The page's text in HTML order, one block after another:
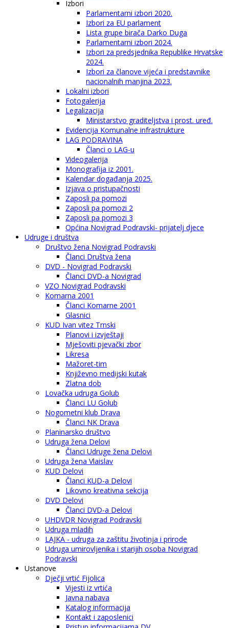
Izbori
Parlamentarni izbori 2020.
Izbori za EU parlament
Lista grupe birača Darko Duga
Parlamentarni izbori 2024.
Izbori za predsjednika Republike Hrvatske
2024.
Izbori za članove vijeća i predstavnike
nacionalnih manjina 2023.
Lokalni izbori
Fotogalerija
Legalizacija
Ministarstvo graditeljstva i prost. uređ.
Evidencija Komunalne infrastrukture
LAG PODRAVINA
Članci o LAG-u
Videogalerija
Monografija iz 2001.
Kalendar događanja 2025.
Izjava o pristupačnosti
Zaposli pa pomozi
Zaposli pa pomozi 2
Zaposli pa pomozi 3
Općina Novigrad Podravski- prijatelj djece
Udruge i društva
Društvo žena Novigrad Podravski
Članci Društva žena
DVD - Novigrad Podravski
Članci DVD-a Novigrad
VZO Novigrad Podravski
Komarna 2001
Članci Komarne 2001
Glasnici
KUD Ivan vitez Trnski
Planovi i izvještaji
Mješoviti pjevački zbor
Likresa
Mažoret-tim
Književno medijski kutak
Zlatna dob
Lovačka udruga Golub
Članci LU Golub
Nogometni klub Drava
Članci NK Drava
Planinarsko društvo
Udruga žena Delovi
Članci Udruge žena Delovi
Udruga žena Vlaislav
KUD Delovi
Članci KUD-a Delovi
Likovno kreativna sekcija
DVD Delovi
Članci DVD-a Delovi
UHDVDR Novigrad Podravski
Udruga mladih
LAJKA - udruga za zaštitu životinja i prirode
Udruga umirovljenika i starijih osoba Novigrad
Podravski
Ustanove
Dječji vrtić Fijolica
Vijesti iz vrtića
Javna nabava
Katalog informacija
Kontakt i zaposlenici